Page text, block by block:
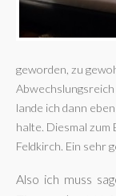
geworden, zu
lande ich dann
halte. Diesmal zum
Feldkirch. Ein sehr
Also ich muss